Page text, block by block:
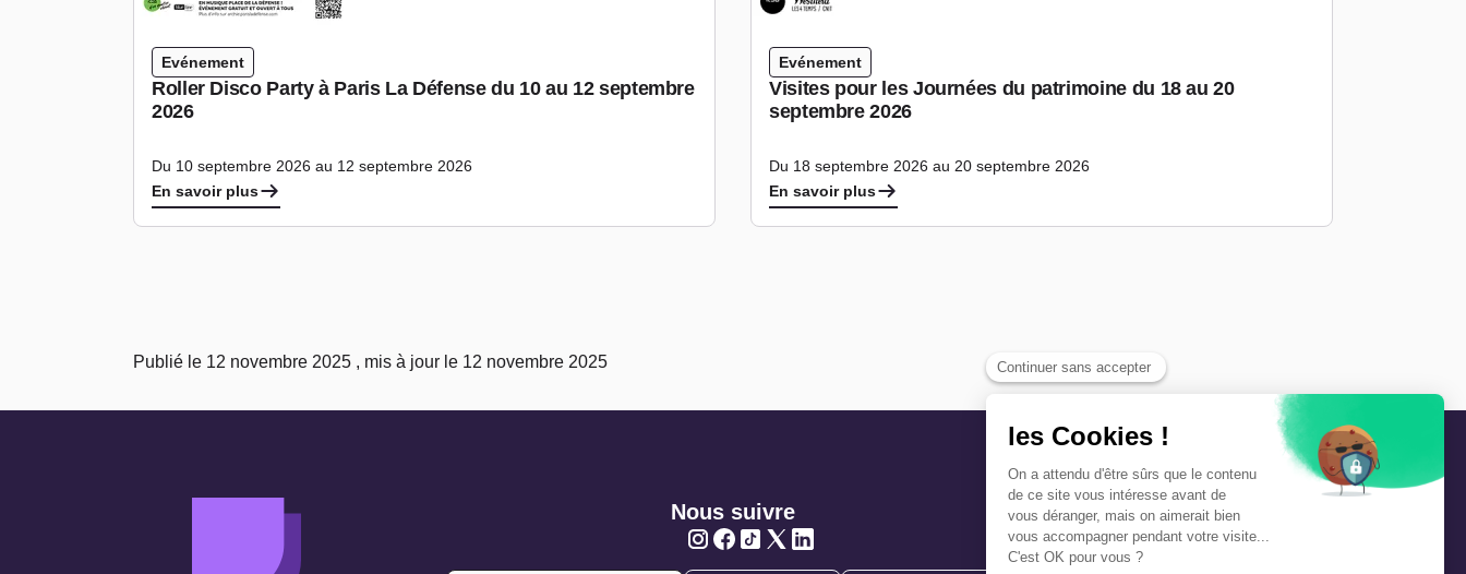
Evénement
Roller Disco Party à Paris La Défense du 10 au 12 septembre
2026
Du 10 septembre 2026 au 12 septembre 2026
En savoir plus
Evénement
Visites pour les Journées du patrimoine du 18 au 20
septembre 2026
Du 18 septembre 2026 au 20 septembre 2026
En savoir plus
Publié le 12 novembre 2025 , mis à jour le 12 novembre 2025
Nous suivre